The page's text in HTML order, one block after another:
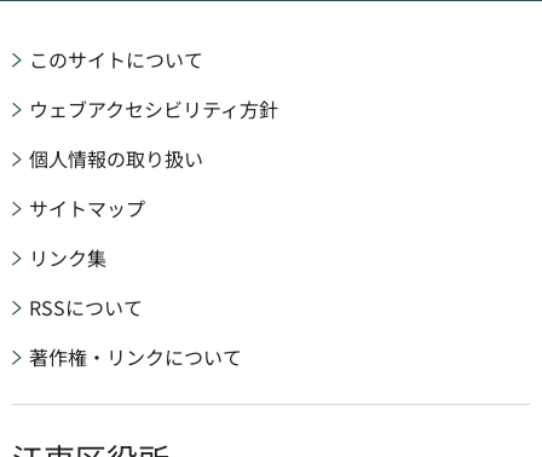
このサイトについて
ウェブアクセシビリティ方針
個人情報の取り扱い
サイトマップ
リンク集
RSSについて
著作権・リンクについて